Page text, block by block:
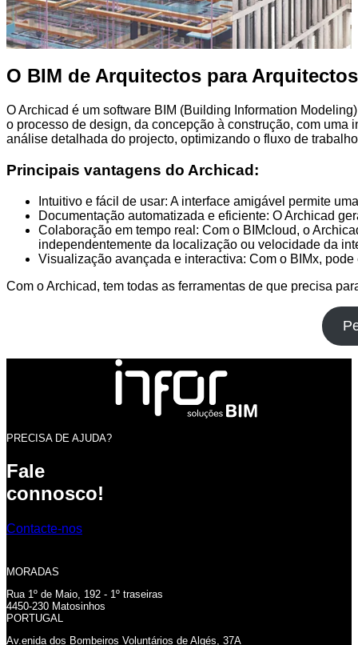
O BIM de Arquitectos para Arquitectos
O Archicad é um software BIM (Building Information
o processo de design, da concepção à construção, com
análise detalhada do projecto, optimizando o fluxo de
Principais vantagens do Archicad:
Intuitivo e fácil de usar: A interface amigável permite
Documentação automatizada e eficiente: O Archicad
Colaboração em tempo real: Com o BIMcloud, o
independentemente da localização ou velocidade da
Visualização avançada e interactiva: Com o BIMx,
Com o Archicad, tem todas as ferramentas de que precisa
PRECISA DE AJUDA?
Fale
connosco!
Contacte-nos
MORADAS
Rua 1º de Maio, 192 - 1º traseiras
4450-230 Matosinhos
PORTUGAL
Av.enida dos Bombeiros Voluntários de Algés, 37A